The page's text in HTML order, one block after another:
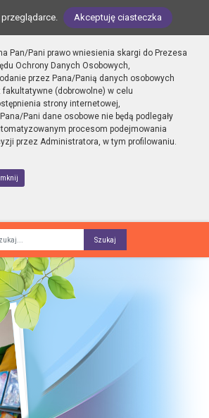
Akceptuję ciasteczka
Pan/Pani prawo wniesienia skargi do Prezesa
Ochrony Danych Osobowych,
przez Pana/Panią danych osobowych
fakultatywne (dobrowolne) w celu
strony internetowej,
Pani dane osobowe nie będą podlegały
procesom podejmowania
przez Administratora, w tym profilowaniu.